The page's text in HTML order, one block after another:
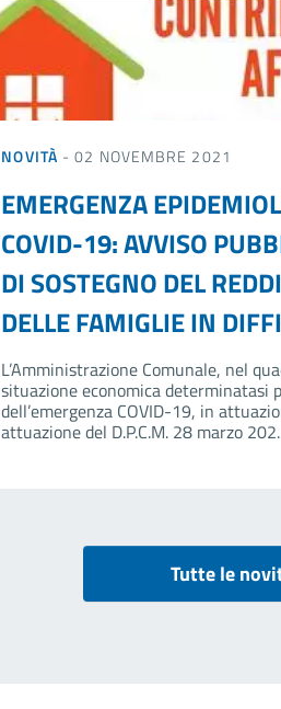
NOVITÀ - 02 NOVEMBRE 2021
EMERGENZA
COVID-19: AVVISO
DI SOSTEGNO DEL
DELLE FAMIGLIE IN
L’Amministrazione Comunale, nel
situazione economica determinatasi
dell’emergenza COVID-19, in
attuazione del D.P.C.M. 28 marzo
Tutte le